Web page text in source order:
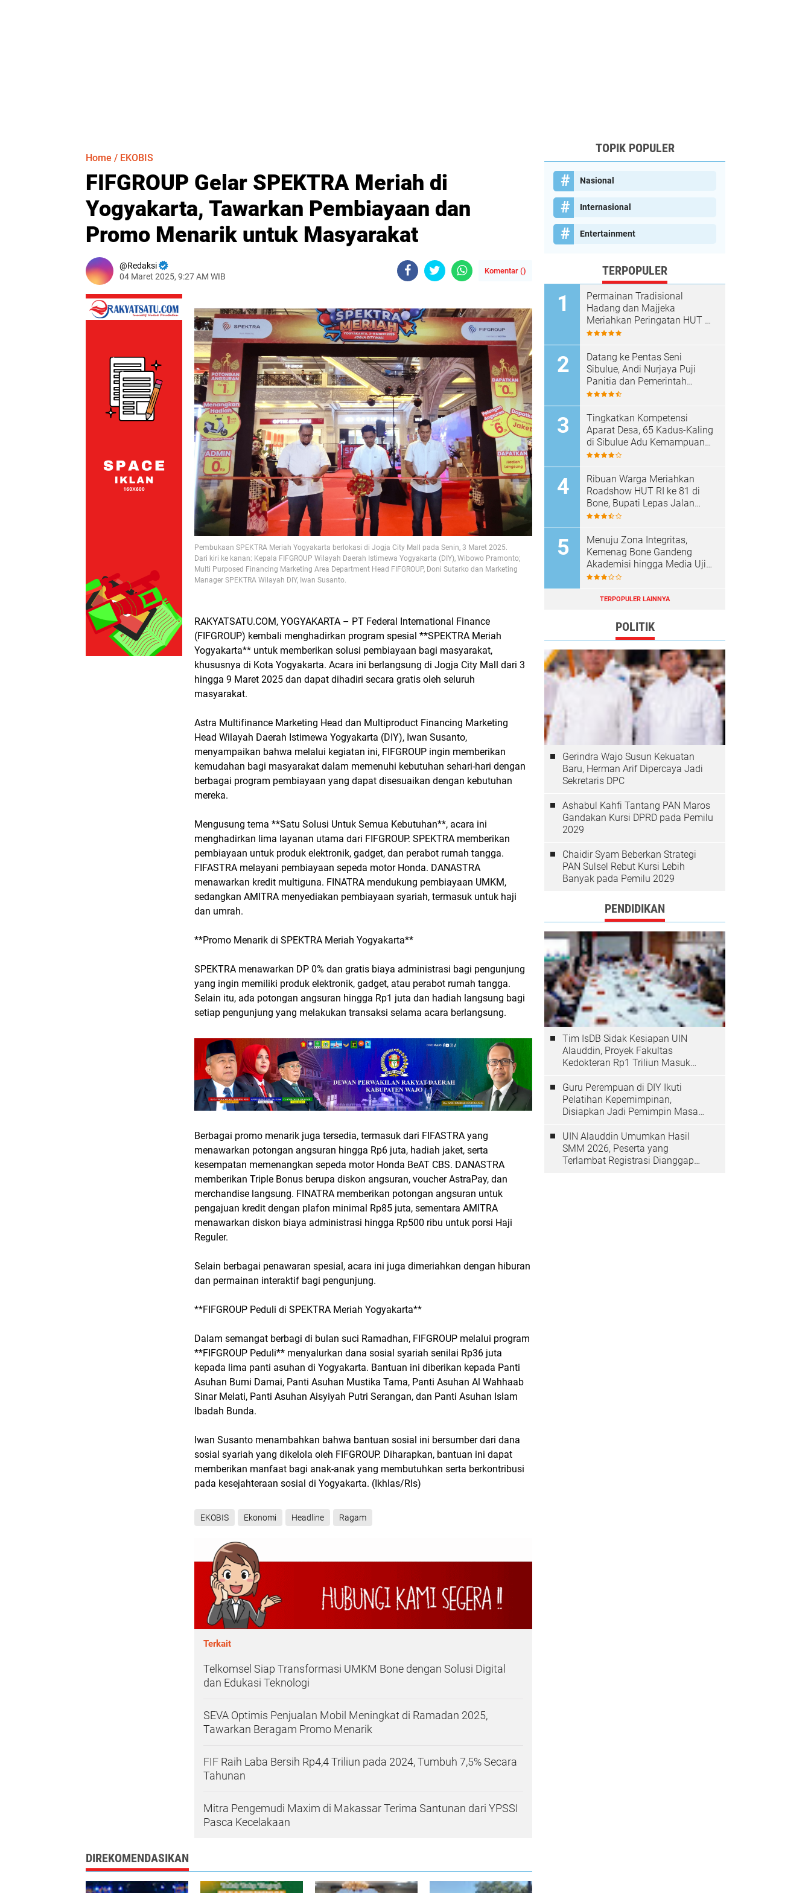
Home / EKOBIS
FIFGROUP Gelar SPEKTRA Meriah di
Yogyakarta, Tawarkan Pembiayaan dan
Promo Menarik untuk Masyarakat
Redaksi
04 Maret 2025, 9:27 AM WIB
Komentar ()
Pembukaan SPEKTRA Meriah Yogyakarta berlokasi di Jogja City Mall pada Senin, 3 Maret 2025.
Dari kiri ke kanan: Kepala FIFGROUP Wilayah Daerah Istimewa Yogyakarta (DIY), Wibowo Pramonto;
Multi Purposed Financing Marketing Area Department Head FIFGROUP, Doni Sutarko dan Marketing
Manager SPEKTRA Wilayah DIY, Iwan Susanto.
RAKYATSATU.COM, YOGYAKARTA – PT Federal International Finance
(FIFGROUP) kembali menghadirkan program spesial **SPEKTRA Meriah
Yogyakarta** untuk memberikan solusi pembiayaan bagi masyarakat,
khususnya di Kota Yogyakarta. Acara ini berlangsung di Jogja City Mall dari 3
hingga 9 Maret 2025 dan dapat dihadiri secara gratis oleh seluruh
masyarakat.
Astra Multifinance Marketing Head dan Multiproduct Financing Marketing
Head Wilayah Daerah Istimewa Yogyakarta (DIY), Iwan Susanto,
menyampaikan bahwa melalui kegiatan ini, FIFGROUP ingin memberikan
kemudahan bagi masyarakat dalam memenuhi kebutuhan sehari-hari dengan
berbagai program pembiayaan yang dapat disesuaikan dengan kebutuhan
mereka.
Mengusung tema **Satu Solusi Untuk Semua Kebutuhan**, acara ini
menghadirkan lima layanan utama dari FIFGROUP. SPEKTRA memberikan
pembiayaan untuk produk elektronik, gadget, dan perabot rumah tangga.
FIFASTRA melayani pembiayaan sepeda motor Honda. DANASTRA
menawarkan kredit multiguna. FINATRA mendukung pembiayaan UMKM,
sedangkan AMITRA menyediakan pembiayaan syariah, termasuk untuk haji
dan umrah.
**Promo Menarik di SPEKTRA Meriah Yogyakarta**
SPEKTRA menawarkan DP 0% dan gratis biaya administrasi bagi pengunjung
yang ingin memiliki produk elektronik, gadget, atau perabot rumah tangga.
Selain itu, ada potongan angsuran hingga Rp1 juta dan hadiah langsung bagi
setiap pengunjung yang melakukan transaksi selama acara berlangsung.
Berbagai promo menarik juga tersedia, termasuk dari FIFASTRA yang
menawarkan potongan angsuran hingga Rp6 juta, hadiah jaket, serta
kesempatan memenangkan sepeda motor Honda BeAT CBS. DANASTRA
memberikan Triple Bonus berupa diskon angsuran, voucher AstraPay, dan
merchandise langsung. FINATRA memberikan potongan angsuran untuk
pengajuan kredit dengan plafon minimal Rp85 juta, sementara AMITRA
menawarkan diskon biaya administrasi hingga Rp500 ribu untuk porsi Haji
Reguler.
Selain berbagai penawaran spesial, acara ini juga dimeriahkan dengan hiburan
dan permainan interaktif bagi pengunjung.
**FIFGROUP Peduli di SPEKTRA Meriah Yogyakarta**
Dalam semangat berbagi di bulan suci Ramadhan, FIFGROUP melalui program
**FIFGROUP Peduli** menyalurkan dana sosial syariah senilai Rp36 juta
kepada lima panti asuhan di Yogyakarta. Bantuan ini diberikan kepada Panti
Asuhan Bumi Damai, Panti Asuhan Mustika Tama, Panti Asuhan Al Wahhaab
Sinar Melati, Panti Asuhan Aisyiyah Putri Serangan, dan Panti Asuhan Islam
Ibadah Bunda.
Iwan Susanto menambahkan bahwa bantuan sosial ini bersumber dari dana
sosial syariah yang dikelola oleh FIFGROUP. Diharapkan, bantuan ini dapat
memberikan manfaat bagi anak-anak yang membutuhkan serta berkontribusi
pada kesejahteraan sosial di Yogyakarta. (Ikhlas/Rls)
EKOBIS Ekonomi Headline Ragam
Terkait
Telkomsel Siap Transformasi UMKM Bone dengan Solusi Digital
dan Edukasi Teknologi
SEVA Optimis Penjualan Mobil Meningkat di Ramadan 2025,
Tawarkan Beragam Promo Menarik
FIF Raih Laba Bersih Rp4,4 Triliun pada 2024, Tumbuh 7,5% Secara
Tahunan
Mitra Pengemudi Maxim di Makassar Terima Santunan dari YPSSI
Pasca Kecelakaan
DIREKOMENDASIKAN
TOPIK POPULER
Nasional
Internasional
Entertainment
TERPOPULER
Permainan Tradisional
Hadang dan Majjeka
Meriahkan Peringatan HUT RI
di Sibulue
Datang ke Pentas Seni
Sibulue, Andi Nurjaya Puji
Panitia dan Pemerintah
Kecamatan
Tingkatkan Kompetensi
Aparat Desa, 65 Kadus-Kaling
di Sibulue Adu Kemampuan
Berpidato
Ribuan Warga Meriahkan
Roadshow HUT RI ke 81 di
Bone, Bupati Lepas Jalan
Santai
Menuju Zona Integritas,
Kemenag Bone Gandeng
Akademisi hingga Media Uji
Standar Pelayanan
TERPOPULER LAINNYA
POLITIK
Gerindra Wajo Susun Kekuatan
Baru, Herman Arif Dipercaya Jadi
Sekretaris DPC
Ashabul Kahfi Tantang PAN Maros
Gandakan Kursi DPRD pada Pemilu
2029
Chaidir Syam Beberkan Strategi
PAN Sulsel Rebut Kursi Lebih
Banyak pada Pemilu 2029
PENDIDIKAN
Tim IsDB Sidak Kesiapan UIN
Alauddin, Proyek Fakultas
Kedokteran Rp1 Triliun Masuk
Guru Perempuan di DIY Ikuti
Pelatihan Kepemimpinan,
Disiapkan Jadi Pemimpin Masa
UIN Alauddin Umumkan Hasil
SMM 2026, Peserta yang
Terlambat Registrasi Dianggap